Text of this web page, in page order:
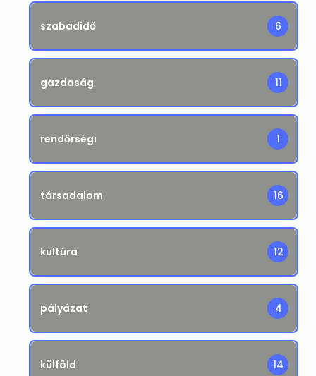
szabadidő 6
gazdaság 11
rendőrségi 1
társadalom 16
kultúra 12
pályázat 4
külföld 14